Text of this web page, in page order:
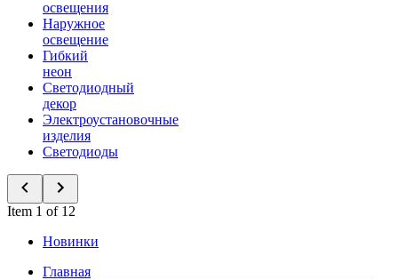
освещения
Наружное
освещение
Гибкий
неон
Светодиодный
декор
Электроустановочные
изделия
Светодиоды
Item 1 of 12
Новинки
Главная